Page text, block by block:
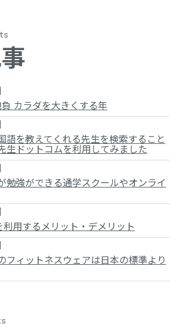
カラダを大きくする年
語を教えてくれる先生を検索すること
生ドットコムを利用してみました
勉強ができる通学スクールやオンライ
用するメリット・デメリット
フィットネスウェアは日本の標準より